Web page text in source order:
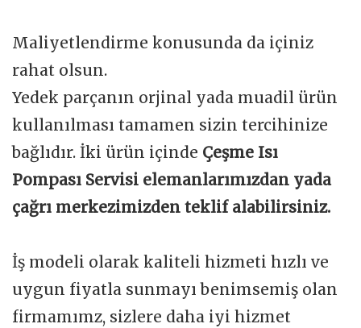
Maliyetlendirme konusunda da içiniz
rahat olsun.
Yedek parçanın orjinal yada muadil ürün
kullanılması tamamen sizin tercihinize
bağlıdır. İki ürün içinde Çeşme Isı
Pompası Servisi elemanlarımızdan yada
çağrı merkezimizden teklif alabilirsiniz.
İş modeli olarak kaliteli hizmeti hızlı ve
uygun fiyatla sunmayı benimsemiş olan
firmamımz, sizlere daha iyi hizmet